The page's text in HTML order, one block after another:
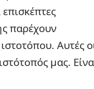
παρέχουν
Αυτές
μας.